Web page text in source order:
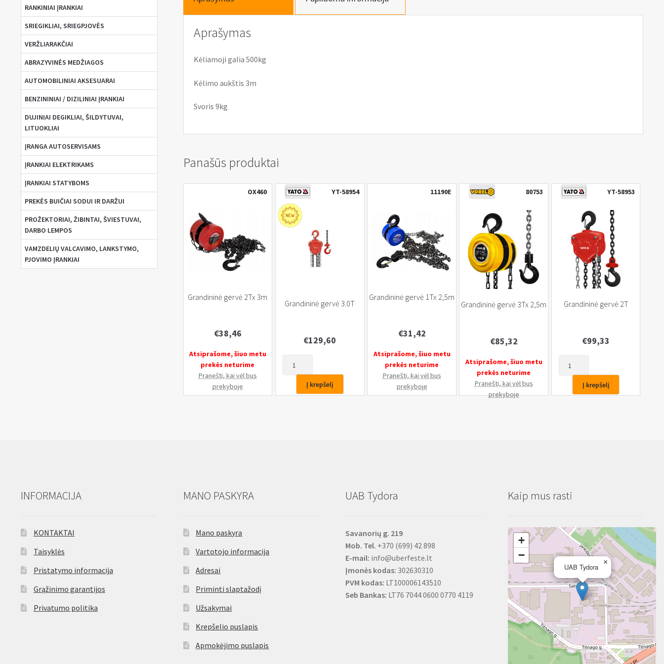
Aprašymas
Kėliamoji galia 500kg
Kėlimo aukštis 3m
Svoris 9kg
Panašūs produktai
OX460
Grandininė gervė 2Tx 3m
€38,46
Atsiprašome, šiuo metu
prekės neturime
Pranešti, kai vėl bus
prekyboje
YT-58954
Grandininė gervė 3.0T
€129,60
Grandininė
gervė
Į krepšelį
11190E
Grandininė gervė 1Tx 2,5m
€31,42
Atsiprašome, šiuo metu
prekės neturime
Pranešti, kai vėl bus
prekyboje
80753
Grandininė gervė 3Tx 2,5m
€85,32
Atsiprašome, šiuo metu
prekės neturime
Pranešti, kai vėl bus
prekyboje
YT-58953
Grandininė gervė 2T
€99,33
Grandininė
gervė
Į krepšelį
RANKINIAI ĮRANKIAI
SRIEGIKLIAI, SRIEGPJOVĖS
VERŽLIARAKČIAI
ABRAZYVINĖS MEDŽIAGOS
AUTOMOBILINIAI AKSESUARAI
BENZININIAI / DIZILINIAI ĮRANKIAI
DUJINIAI DEGIKLIAI, ŠILDYTUVAI,
LITUOKLIAI
ĮRANGA AUTOSERVISAMS
ĮRANKIAI ELEKTRIKAMS
ĮRANKIAI STATYBOMS
PREKĖS BUIČIAI SODUI IR DARŽUI
PROŽEKTORIAI, ŽIBINTAI, ŠVIESTUVAI,
DARBO LEMPOS
VAMZDELIŲ VALCAVIMO, LANKSTYMO,
PJOVIMO ĮRANKIAI
INFORMACIJA
KONTAKTAI
Taisyklės
Pristatymo informacija
Grąžinimo garantijos
Privatumo politika
MANO PASKYRA
Mano paskyra
Vartotojo informacija
Adresai
Priminti slaptažodį
Užsakymai
Krepšelio puslapis
Apmokėjimo puslapis
UAB Tydora
Savanorių g. 219
Mob. Tel. +370 (699) 42 898
E-mail: info@uberfeste.lt
Įmonės kodas: 302630310
PVM kodas: LT100006143510
Seb Bankas: LT76 7044 0600 0770 4119
Kaip mus rasti
UAB Tydora
×
+
−